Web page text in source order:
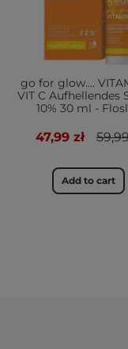
go for glow….
VIT C Aufhellendes
10% 30 ml -
47,99 zł
Add to cart